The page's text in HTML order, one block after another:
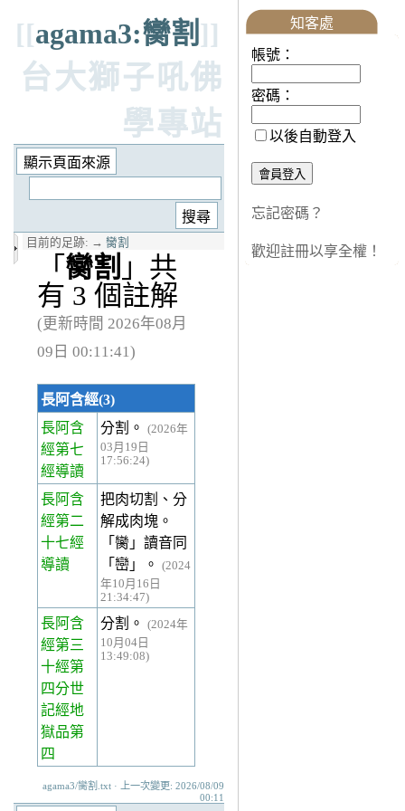
[[agama3:臠割 ]]
台大獅子吼佛
學專站
目前的足跡: → 臠割
「 臠割 」共
有 3 個註解
(更新時間 2026年08月
09日 00:11:41)
長阿含經(3)
長阿含
經第七
經導讀
分割。
(2026年
03月19日
17:56:24)
長阿含
經第二
十七經
導讀
把肉切割、分
解成肉塊。
「臠」讀音同
「巒」。
(2024
年10月16日
21:34:47)
長阿含
經第三
十經第
四分世
記經地
獄品第
四
分割。
(2024年
10月04日
13:49:08)
agama3/臠割.txt · 上一次變更: 2026/08/09
00:11
知客處
帳號：
密碼：
以後自動登入
忘記密碼？
歡迎註冊以享全權！